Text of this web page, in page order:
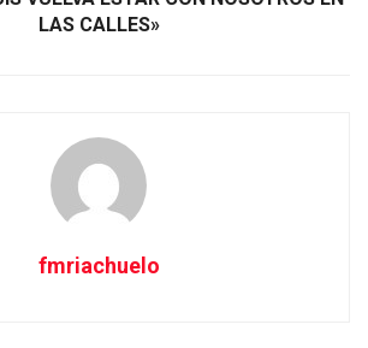
LAS CALLES»
fmriachuelo